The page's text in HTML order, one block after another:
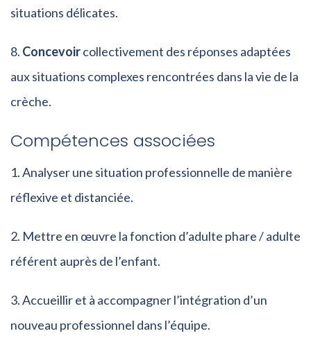
situations délicates.
Concevoircollectivement des réponses adaptées
aux situations complexes rencontrées dans la vie de la
crèche.
Compétences associées
Analyser une situation professionnelle de manière
réflexive et distanciée.
Mettre en œuvre la fonction d’adulte phare / adulte
référent auprès de l’enfant.
Accueillir et à accompagner l’intégration d’un
nouveau professionnel dans l’équipe.